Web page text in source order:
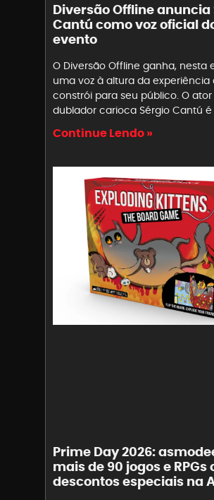
Diversão Offline anuncia
Cantú como voz oficial
evento
O Diversão Offline ganha, nesta
uma voz à altura da experiência
constrói para seu público. O ator
dublador carioca Sérgio Cantú é
Continue Lendo »
Prime Day 2026:
mais de 90 jogos e RPGs
descontos especiais na